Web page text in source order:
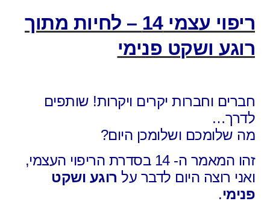
ריפוי עצמי 14 – לחיות מתוך
רוגע ושקט פנימי
חברים וחברות יקרים ויקרות! שותפים
לדרך…
מה שלומכם ושלומכן היום?
זהו המאמר ה- 14 בסדרת הריפוי העצמי,
ואני רוצה היום לדבר על רוגע ושקט
פנימי.